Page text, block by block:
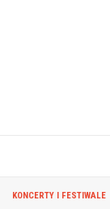
KONCERTY I FESTIWALE